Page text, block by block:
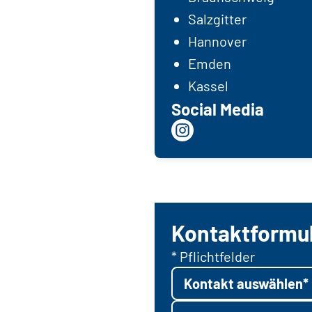
Salzgitter
Hannover
Emden
Kassel
Social Media
* Pflichtfelder
Kontakt auswählen*